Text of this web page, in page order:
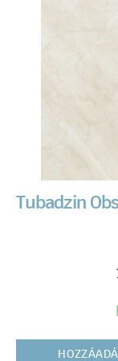
Tubadzin